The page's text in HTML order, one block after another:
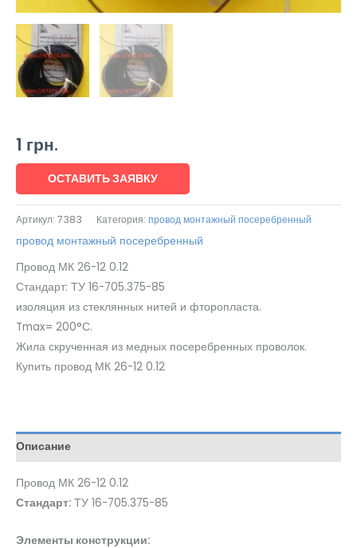
1 грн.
ОСТАВИТЬ ЗАЯВКУ
Артикул: 7383 Категория: провод монтажный посеребренный
провод монтажный посеребренный
Провод МК 26-12 0.12
Стандарт: ТУ 16-705.375-85
изоляция из стеклянных нитей и фторопласта.
Tmax= 200°С.
Жила скрученная из медных посеребренных проволок.
Купить провод МК 26-12 0.12
Описание
Провод МК 26-12 0.12
Стандарт: ТУ 16-705.375-85
Элементы конструкции: